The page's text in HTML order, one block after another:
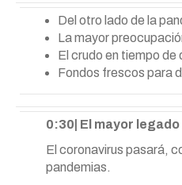
Del otro lado de la
La mayor
El crudo en tiempo de
Fondos frescos para
0:30| El mayor
El coronavirus pasará,
pandemias.